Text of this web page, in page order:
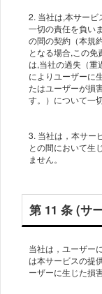
2. 当社は,本サー
一切の責任を負い
の間の契約（本規
となる場合,この
は,当社の過失（重
によりユーザーに
たはユーザーが損
3. 当社は，本サー
との間において生
ません。
第 11 条 (サ
当社は，ユーザー
は本サービスの提
ーザーに生じた損